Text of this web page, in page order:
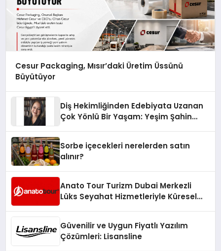
Cesur Packaging, Mısır’daki Üretim Üssünü
Büyütüyor
Diş Hekimliğinden Edebiyata Uzanan
Çok Yönlü Bir Yaşam: Yeşim Şahin
Sorbe içecekleri nerelerden satın
alınır?
Anato Tour Turizm Dubai Merkezli
Lüks Seyahat Hizmetleriyle Küresel
Güvenilir ve Uygun Fiyatlı Yazılım
Çözümleri: Lisansline